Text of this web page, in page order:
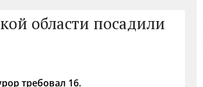
области посадили
требовал 16.